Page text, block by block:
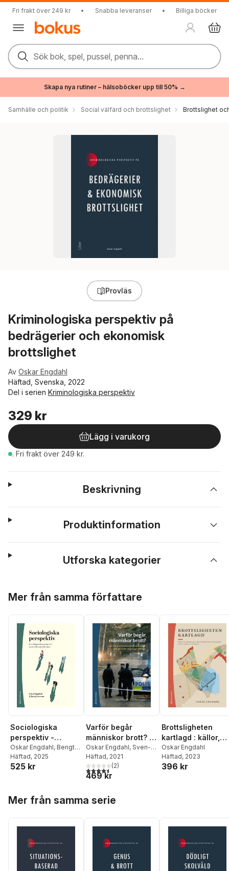
Fri frakt över 249 kr • Snabba leveranser • Billiga böcker
Sök bok, spel, pussel, penna...
Skapa nya rutiner – hälsoböcker upp till 50% →
Samhälle och politik Social välfärd och brottslighet Brottslighet
Provläs
Kriminologiska perspektiv på
bedrägerier och ekonomisk
brottslighet
Av Oskar Engdahl
Häftad, Svenska, 2022
Del i serien Kriminologiska perspektiv
329 kr
Lägg i varukorg
. Fri frakt över 249 kr.
Beskrivning
Produktinformation
Utforska kategorier
Mer från samma författare
Sociologiska
perspektiv -
Grundläggande
begrepp och
teorier från mikro
Oskar Engdahl, Bengt
Larsson
Häftad, 2025
525 kr
Varför begår
människor brott? :
samhälls- och
beteendevetenska
pliga svar på
kriminologins
Oskar Engdahl, Sven-
Åke Lindgren
Häftad, 2021
4,5utav 5 stjärnor. Totalt antal röster:
(2)
469 kr
Brottsligheten
kartlagd : källor,
metoder och
er i det samtida
Oskar Engdahl
Häftad, 2023
396 kr
Mer från samma serie